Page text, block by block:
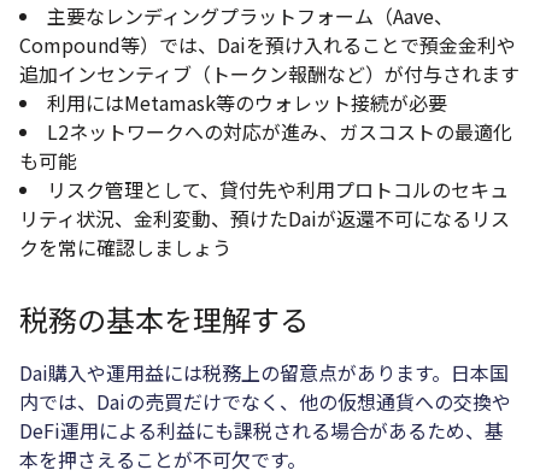
主要なレンディングプラットフォーム（Aave、
Compound等）では、Daiを預け入れることで預金金利や
追加インセンティブ（トークン報酬など）が付与されます
利用にはMetamask等のウォレット接続が必要
L2ネットワークへの対応が進み、ガスコストの最適化
も可能
リスク管理として、貸付先や利用プロトコルのセキュ
リティ状況、金利変動、預けたDaiが返還不可になるリス
クを常に確認しましょう
税務の基本を理解する
Dai購入や運用益には税務上の留意点があります。日本国
内では、Daiの売買だけでなく、他の仮想通貨への交換や
DeFi運用による利益にも課税される場合があるため、基
本を押さえることが不可欠です。